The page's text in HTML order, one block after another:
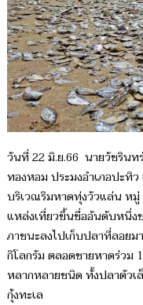
วันที่ 22 มิ.ย.66 นายวัชริ
ทองหอม ประมงอำเภอปะทิ
บริเวณริมหาดทุ่งวัวแล่น ห
แหล่งเที่ยวขึ้นชื่ออันดับหนึ่ง
ภาชนะลงไปเก็บปลาที่ลอย
กิโลกรัม ตลอดชายหาดร่วม
หลากหลายชนิด ทั้งปลาตัวเ
กุ้งทะเล